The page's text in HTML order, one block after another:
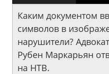
Каким документом
символов в
нарушители?
Рубен Маркарьян
на НТВ.